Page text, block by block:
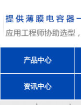
产品中心
资讯中心